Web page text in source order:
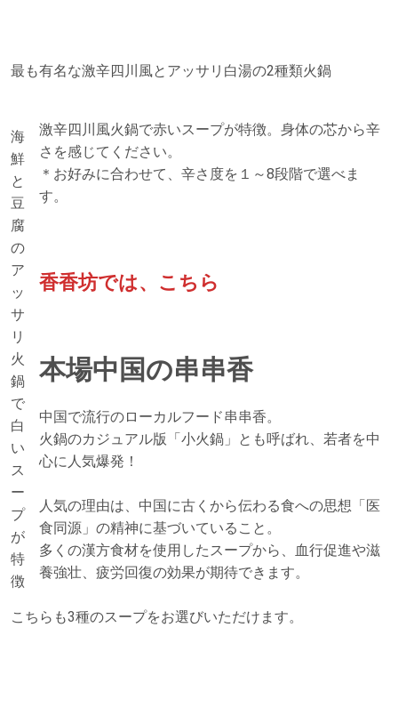
最も有名な激辛四川風とアッサリ白湯の2種類火鍋
海
鮮
と
豆
腐
の
ア
ッ
サ
リ
火
鍋
で
白
い
ス
ー
プ
が
特
徴
激辛四川風火鍋で赤いスープが特徴。身体の芯から辛
さを感じてください。
＊お好みに合わせて、辛さ度を１～8段階で選べま
す。
香香坊では、こちら
本場中国の串串香
中国で流行のローカルフード串串香。
火鍋のカジュアル版「小火鍋」とも呼ばれ、若者を中
心に人気爆発！
人気の理由は、中国に古くから伝わる食への思想「医
食同源」の精神に基づいていること。
多くの漢方食材を使用したスープから、血行促進や滋
養強壮、疲労回復の効果が期待できます。
こちらも3種のスープをお選びいただけます。